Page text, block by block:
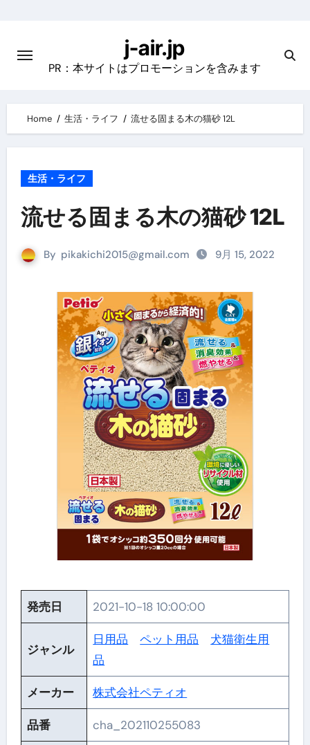
content
j-air.jp
PR：本サイトはプロモーションを含みます
Home 生活・ライフ 流せる固まる木の猫砂 12L
生活・ライフ
流せる固まる木の猫砂 12L
By pikakichi2015@gmail.com 9月 15, 2022
発売日 2021-10-18 10:00:00
ジャンル
日用品 ペット用品
犬猫衛生用
品
メーカー 株式会社ペティオ
品番 cha_202110255083